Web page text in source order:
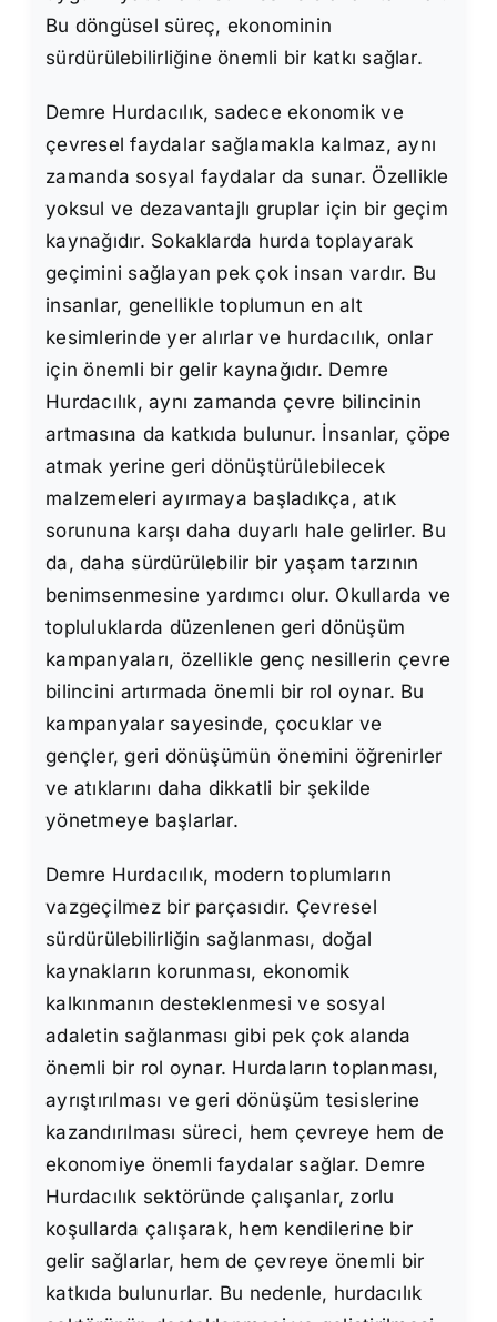
Bu döngüsel süreç, ekonominin
sürdürülebilirliğine önemli bir katkı sağlar.
Demre Hurdacılık, sadece ekonomik ve
çevresel faydalar sağlamakla kalmaz, aynı
zamanda sosyal faydalar da sunar. Özellikle
yoksul ve dezavantajlı gruplar için bir geçim
kaynağıdır. Sokaklarda hurda toplayarak
geçimini sağlayan pek çok insan vardır. Bu
insanlar, genellikle toplumun en alt
kesimlerinde yer alırlar ve hurdacılık, onlar
için önemli bir gelir kaynağıdır. Demre
Hurdacılık, aynı zamanda çevre bilincinin
artmasına da katkıda bulunur. İnsanlar, çöpe
atmak yerine geri dönüştürülebilecek
malzemeleri ayırmaya başladıkça, atık
sorununa karşı daha duyarlı hale gelirler. Bu
da, daha sürdürülebilir bir yaşam tarzının
benimsenmesine yardımcı olur. Okullarda ve
topluluklarda düzenlenen geri dönüşüm
kampanyaları, özellikle genç nesillerin çevre
bilincini artırmada önemli bir rol oynar. Bu
kampanyalar sayesinde, çocuklar ve
gençler, geri dönüşümün önemini öğrenirler
ve atıklarını daha dikkatli bir şekilde
yönetmeye başlarlar.
Demre Hurdacılık, modern toplumların
vazgeçilmez bir parçasıdır. Çevresel
sürdürülebilirliğin sağlanması, doğal
kaynakların korunması, ekonomik
kalkınmanın desteklenmesi ve sosyal
adaletin sağlanması gibi pek çok alanda
önemli bir rol oynar. Hurdaların toplanması,
ayrıştırılması ve geri dönüşüm tesislerine
kazandırılması süreci, hem çevreye hem de
ekonomiye önemli faydalar sağlar. Demre
Hurdacılık sektöründe çalışanlar, zorlu
koşullarda çalışarak, hem kendilerine bir
gelir sağlarlar, hem de çevreye önemli bir
katkıda bulunurlar. Bu nedenle, hurdacılık